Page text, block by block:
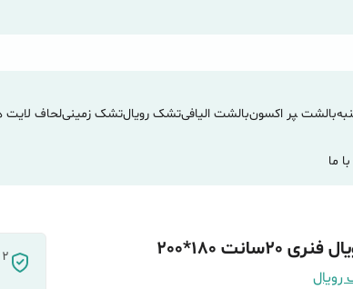
بالشت ‍‍‍پر اکسونبالشت الیافیتشک رویالتشک زمینیلحاف لایت
ما
180*200
2